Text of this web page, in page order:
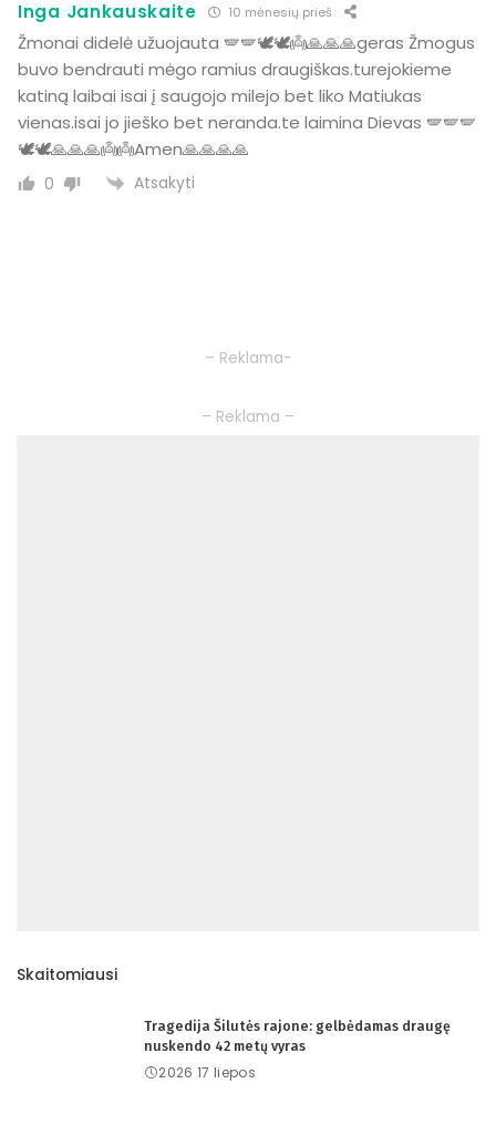
Inga Jankauskaite 10 mėnesių prieš
Žmonai didelė užuojauta 🪽🪽🕊️🕊️👼🙏🙏🙏geras Žmogus
buvo bendrauti mėgo ramius draugiškas.turejokieme
katiną laibai isai į saugojo milejo bet liko Matiukas
vienas.isai jo jieško bet neranda.te laimina Dievas 🪽🪽🪽
🕊️🕊️🙏🙏🙏👼👼Amen🙏🙏🙏🙏
0 Atsakyti
– Reklama-
– Reklama –
Skaitomiausi
Tragedija Šilutės rajone: gelbėdamas draugę
nuskendo 42 metų vyras
2026 17 liepos